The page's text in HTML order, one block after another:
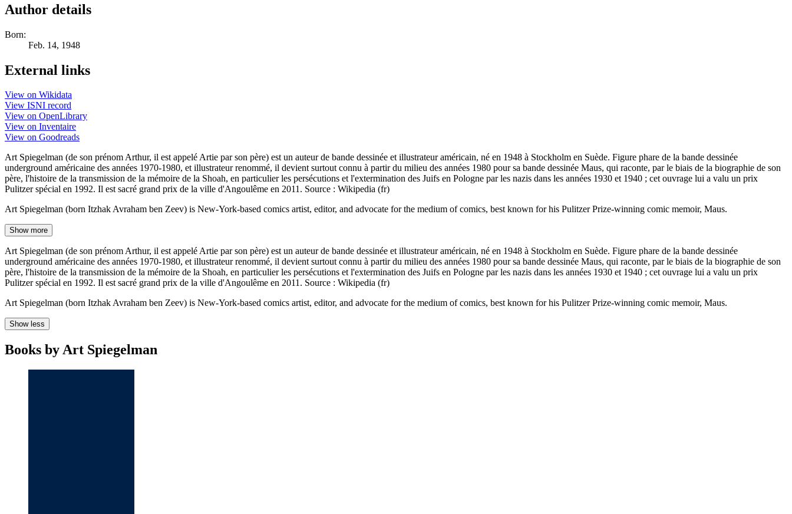
Author details
Born:
Feb. 14, 1948
External links
View on Wikidata
View ISNI record
View on OpenLibrary
View on Inventaire
View on Goodreads
Art Spiegelman (de son prénom Arthur, il est appelé Artie par son père) est un auteur de bande dessinée et illustrateur américain, né en 1948 à Stockholm en Suède. Figure phare de la bande dessinée
underground américaine des années 1970-1980, et illustrateur renommé, il devient surtout connu à partir du milieu des années 1980 pour sa bande dessinée Maus, qui raconte, par le biais de la biographie de son
père, l'histoire de la transmission de la mémoire de la Shoah, en particulier les persécutions et l'extermination des Juifs en Pologne par les nazis dans les années 1930 et 1940 ; cet ouvrage lui a valu un prix
Pulitzer spécial en 1992. Il est sacré grand prix de la ville d'Angoulême en 2011. Source : Wikipedia (fr)
Art Spiegelman (born Itzhak Avraham ben Zeev) is New-York-based comics artist, editor, and advocate for the medium of comics, best known for his Pulitzer Prize-winning comic memoir, Maus.
Show more
Art Spiegelman (de son prénom Arthur, il est appelé Artie par son père) est un auteur de bande dessinée et illustrateur américain, né en 1948 à Stockholm en Suède. Figure phare de la bande dessinée
underground américaine des années 1970-1980, et illustrateur renommé, il devient surtout connu à partir du milieu des années 1980 pour sa bande dessinée Maus, qui raconte, par le biais de la biographie de son
père, l'histoire de la transmission de la mémoire de la Shoah, en particulier les persécutions et l'extermination des Juifs en Pologne par les nazis dans les années 1930 et 1940 ; cet ouvrage lui a valu un prix
Pulitzer spécial en 1992. Il est sacré grand prix de la ville d'Angoulême en 2011. Source : Wikipedia (fr)
Art Spiegelman (born Itzhak Avraham ben Zeev) is New-York-based comics artist, editor, and advocate for the medium of comics, best known for his Pulitzer Prize-winning comic memoir, Maus.
Show less
Books by Art Spiegelman